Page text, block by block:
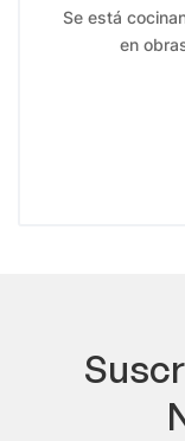
Se está
en